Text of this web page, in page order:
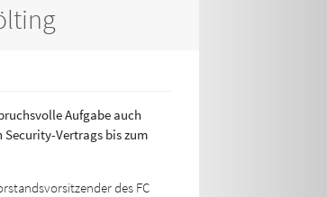
Aufgabe auch
Vertrags bis zum
des FC